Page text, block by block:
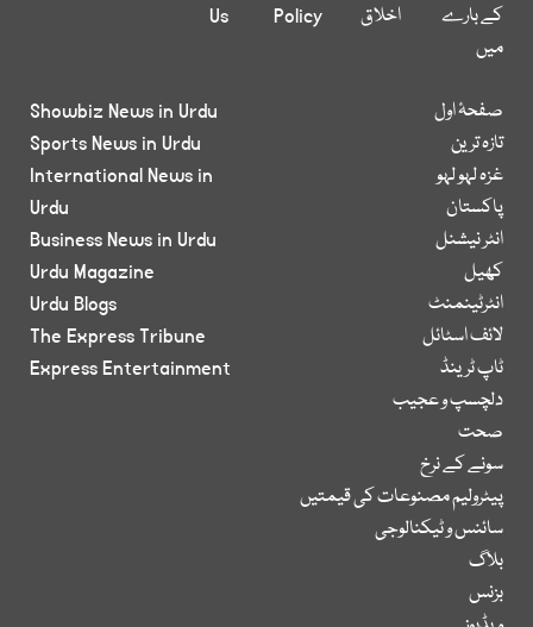
کے بارے
میں
اخلاق
Policy
Us
صفحۂ اول
تازہ ترین
غزہ لہو لہو
پاکستان
انٹر نیشنل
کھیل
انٹرٹینمنٹ
لائف اسٹائل
ٹاپ ٹرینڈ
دلچسپ و عجیب
صحت
سونے کے نرخ
پیٹرولیم مصنوعات کی قیمتیں
سائنس و ٹیکنالوجی
بلاگ
بزنس
Showbiz News in Urdu
Sports News in Urdu
International News in
Urdu
Business News in Urdu
Urdu Magazine
Urdu Blogs
The Express Tribune
Express Entertainment